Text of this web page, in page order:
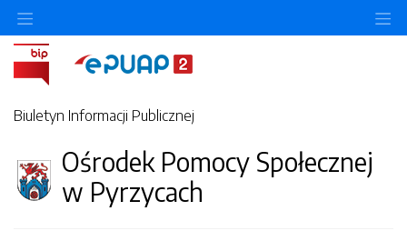
Biuletyn Informacji Publicznej
Ośrodek Pomocy Społecznej
w Pyrzycach